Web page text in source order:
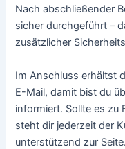
Nach abschließender
sicher durchgeführt –
zusätzlicher
Im Anschluss erhältst
E-Mail, damit bist du
informiert. Sollte es zu
steht dir jederzeit der
unterstützend zur